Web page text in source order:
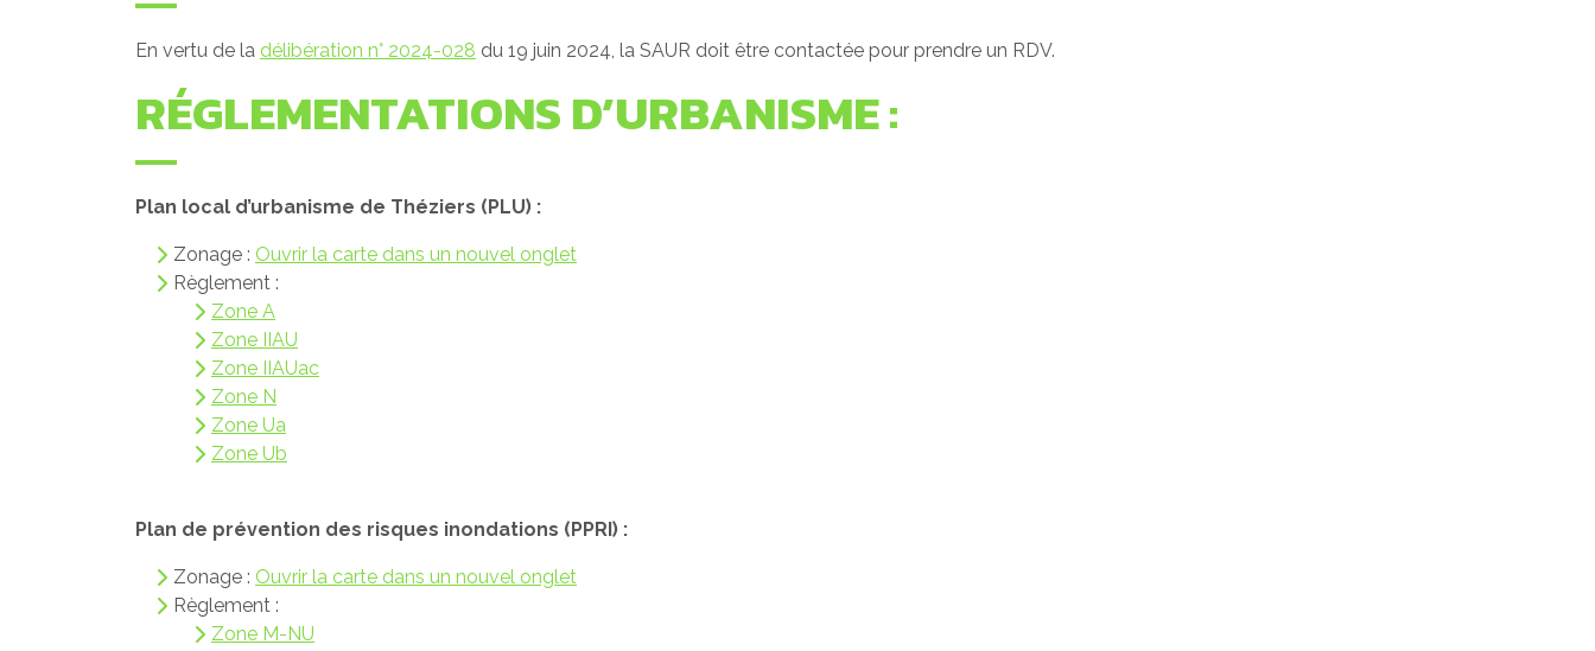
En vertu de la délibération n° 2024-028 du 19 juin 2024, la SAUR doit être contactée pour prendre un RDV.
RÉGLEMENTATIONS D’URBANISME :
Plan local d’urbanisme de Théziers (PLU) :
Zonage : Ouvrir la carte dans un nouvel onglet
Règlement :
Zone A
Zone IIAU
Zone IIAUac
Zone N
Zone Ua
Zone Ub
Plan de prévention des risques inondations (PPRI) :
Zonage : Ouvrir la carte dans un nouvel onglet
Règlement :
Zone M-NU